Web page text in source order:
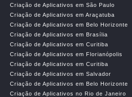
Criação de Aplicativos em São Paulo
Criação de Aplicativos em Araçatuba
Criação de Aplicativos em Belo Horizonte
Criação de Aplicativos em Brasília
Criação de Aplicativos em Curitiba
Criação de Aplicativos em Florianópolis
Criação de Aplicativos em Curitiba
Criação de Aplicativos em Salvador
Criação de Aplicativos em Belo Horizonte
Criação de Aplicativos no Rio de Janeiro